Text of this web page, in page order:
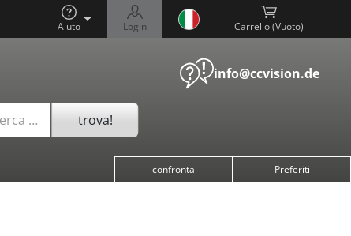
Aiuto Login Carrello ( )
info@ccvision.de
… trova!
confronta Preferiti